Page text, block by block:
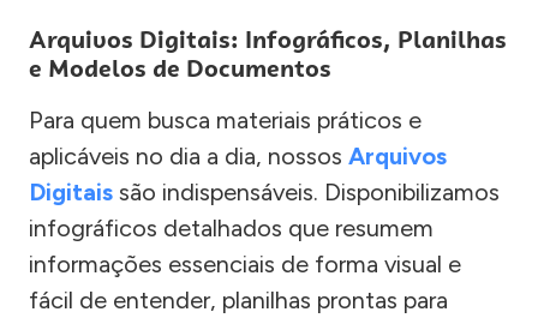
Arquivos Digitais: Infográficos, Planilhas
e Modelos de Documentos
Para quem busca materiais práticos e
aplicáveis no dia a dia, nossos Arquivos
Digitais são indispensáveis. Disponibilizamos
infográficos detalhados que resumem
informações essenciais de forma visual e
fácil de entender, planilhas prontas para